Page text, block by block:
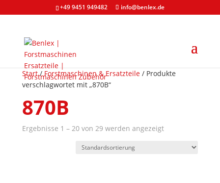
+49 9451 949482 info@benlex.de
Start/Forstmaschinen & Ersatzteile/ Produkte
verschlagwortet mit „870B“
870B
Ergebnisse 1 – 20 von 29 werden angezeigt